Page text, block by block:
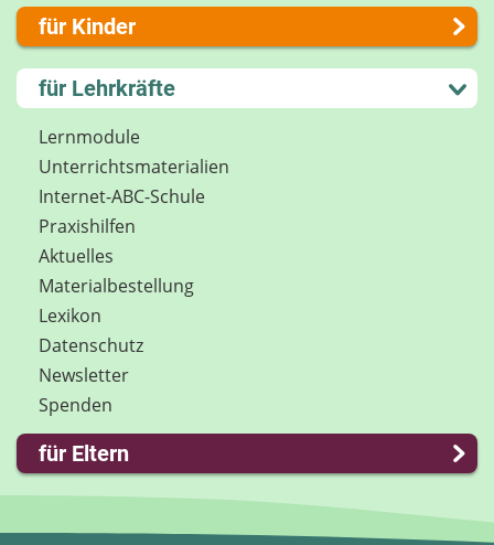
Über uns
Presse
Kontakt
Impressum
Internet-ABC Sitemap
Barrierefreiheit
Länderprojekte
für Kinder
Lernen und Schule
Hobby und Freizeit
Spiel und Spaß
Mitreden und Mitmachen
Lexikon
Datenschutz
Newsletter
für Lehrkräfte
Lernmodule
Unterrichts­materialien
Internet-ABC-Schule
Praxishilfen
Aktuelles
Materialbestellung
Lexikon
Datenschutz
Newsletter
Spenden
für Eltern
Familie & Medien
Spieletipps & Lernsoftware